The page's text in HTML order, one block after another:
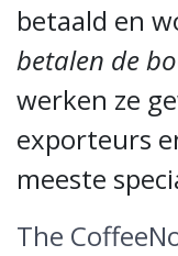
betaald en
betalen de
werken ze
exporteurs
meeste
The